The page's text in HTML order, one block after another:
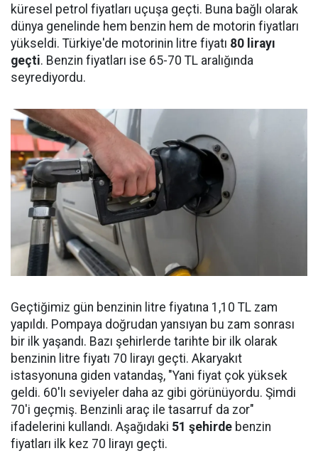
küresel petrol fiyatları uçuşa geçti. Buna bağlı olarak
dünya genelinde hem benzin hem de motorin fiyatları
yükseldi. Türkiye'de motorinin litre fiyatı 80 lirayı
geçti. Benzin fiyatları ise 65-70 TL aralığında
seyrediyordu.
Geçtiğimiz gün benzinin litre fiyatına 1,10 TL zam
yapıldı. Pompaya doğrudan yansıyan bu zam sonrası
bir ilk yaşandı. Bazı şehirlerde tarihte bir ilk olarak
benzinin litre fiyatı 70 lirayı geçti. Akaryakıt
istasyonuna giden vatandaş, "Yani fiyat çok yüksek
geldi. 60'lı seviyeler daha az gibi görünüyordu. Şimdi
70'i geçmiş. Benzinli araç ile tasarruf da zor"
ifadelerini kullandı. Aşağıdaki 51 şehirde benzin
fiyatları ilk kez 70 lirayı geçti.